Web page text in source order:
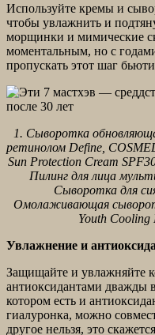
Используйте кремы и
чтобы увлажнить и
морщинки и мимические
моментальным, но с
пропускать этот шаг
1. Сыворотка
ретинолом Define,
Sun Protection Cream
Пилинг для лица
Сыворотка для
Омолаживающая
Youth Cooling
Увлажнение и
Защищайте и увлажняйте
антиоксидантами дважды
котором есть и
гиалуронка, можно
другое нельзя, это